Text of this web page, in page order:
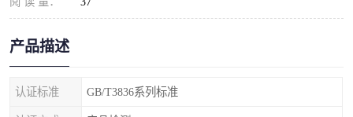
产品描述
认证标准 GB/T3836系列标准